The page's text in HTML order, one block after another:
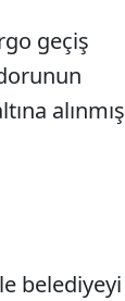
geçiş
alınmış
belediyeyi